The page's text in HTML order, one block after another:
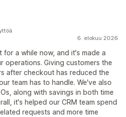
6. elokuu 2026
for a while now, and it's made a
operations. Giving customers the
after checkout has reduced the
team has to handle. We've also
along with savings in both time
it's helped our CRM team spend
requests and more time